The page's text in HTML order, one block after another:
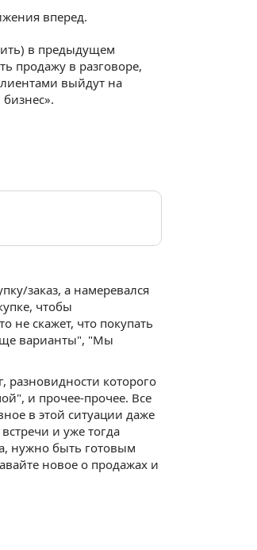
вперед.
в предыдущем
продажу в разговоре,
выйдут на
заказ, а намеревался
чтобы
не скажет, что покупать
варианты", "Мы
разновидности которого
и прочее-прочее. Все
в этой ситуации даже
и уже тогда
нужно быть готовым
новое о продажах и